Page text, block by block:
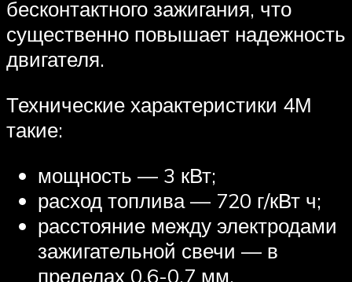
бесконтактного зажигания, что
существенно повышает надежность
двигателя.
Технические характеристики 4М
такие:
мощность — 3 кВт;
расход топлива — 720 г/кВт ч;
расстояние между электродами
зажигательной свечи — в
пределах 0,6-0,7 мм.